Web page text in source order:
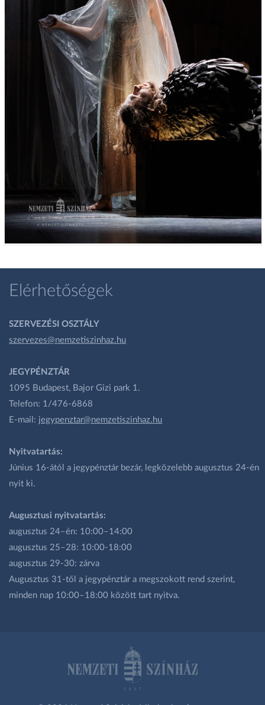
Elérhetőségek
SZERVEZÉSI OSZTÁLY
szervezes@nemzetiszinhaz.hu
JEGYPÉNZTÁR
1095 Budapest, Bajor Gizi park 1.
Telefon: 1/476-6868
E-mail: jegypenztar@nemzetiszinhaz.hu
Nyitvatartás:
Június 16-ától a jegypénztár bezár, legközelebb augusztus 24-én
nyit ki.
Augusztusi nyitvatartás:
augusztus 24–én: 10:00–14:00
augusztus 25–28: 10:00-18:00
augusztus 29-30: zárva
Augusztus 31-től a jegypénztár a megszokott rend szerint,
minden nap 10:00–18:00 között tart nyitva.